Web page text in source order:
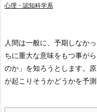
心理・認知科学系
人間は一般に、予期しなか
ちに重大な意味をもつ事が
のか」を知ろうとします。
が起こりそうかどうかを予